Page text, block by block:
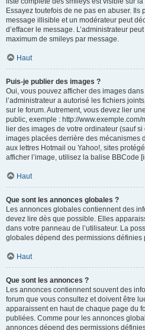
Essayez toutefois de ne pas en abuser. Ils
message illisible et un modérateur peut
d’effacer le message. L’administrateur
maximum de smileys par message.
Haut
Puis-je publier des images ?
Oui, vous pouvez afficher des images
l’administrateur a autorisé les fichiers
sur le forum. Autrement, vous devez lier
public, exemple : http://
lier des images de votre ordinateur (sauf
images placées derrière des mécanismes
aux lettres Hotmail ou Yahoo!, sites
afficher l’image, utilisez la balise BBCode
Haut
Que sont les annonces globales ?
Les annonces globales contiennent des
devez lire dès que possible. Elles
dans votre panneau de l’utilisateur. La
globales dépend des permissions définies
Haut
Que sont les annonces ?
Les annonces contiennent souvent des
forum que vous consultez et doivent être
apparaissent en haut de chaque page du
publiées. Comme pour les annonces
annonces dépend des permissions